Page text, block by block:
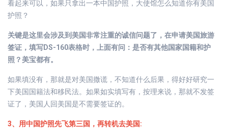
看起来可以，如果只拿出一本中国护照，大使馆怎么知道你有美国
护照？
关键是这里会涉及到美国非常注重的诚信问题了，在申请美国旅游
签证，填写DS-160表格时，上面有问：是否有其他国家国籍和护
照？美宝都有。
如果填没有，那就是对美国撒谎，不知道什么后果，得好好研究一
下美国国籍法和移民法。如果如实填写有，按理来说，那就不发签
证了，美国人回美国是不需要签证的。
3、用中国护照先飞第三国，再转机去美国: